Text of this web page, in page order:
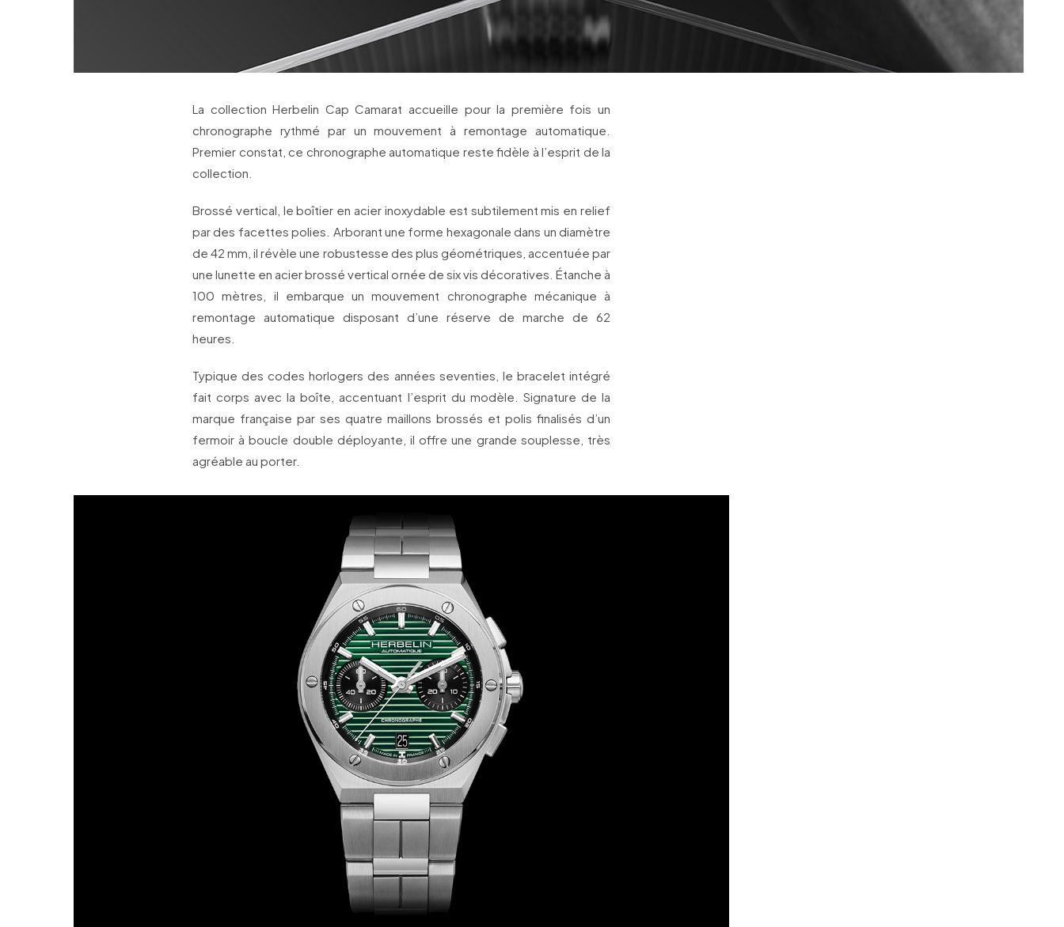
La collection Herbelin Cap Camarat accueille pour la première fois un
chronographe rythmé par un mouvement à remontage automatique.
Premier constat, ce chronographe automatique reste fidèle à l’esprit de la
collection.
Brossé vertical, le boîtier en acier inoxydable est subtilement mis en relief
par des facettes polies. Arborant une forme hexagonale dans un diamètre
de 42 mm, il révèle une robustesse des plus géométriques, accentuée par
une lunette en acier brossé vertical ornée de six vis décoratives. Étanche à
100 mètres, il embarque un mouvement chronographe mécanique à
remontage automatique disposant d’une réserve de marche de 62
heures.
Typique des codes horlogers des années seventies, le bracelet intégré
fait corps avec la boîte, accentuant l’esprit du modèle. Signature de la
marque française par ses quatre maillons brossés et polis finalisés d’un
fermoir à boucle double déployante, il offre une grande souplesse, très
agréable au porter.